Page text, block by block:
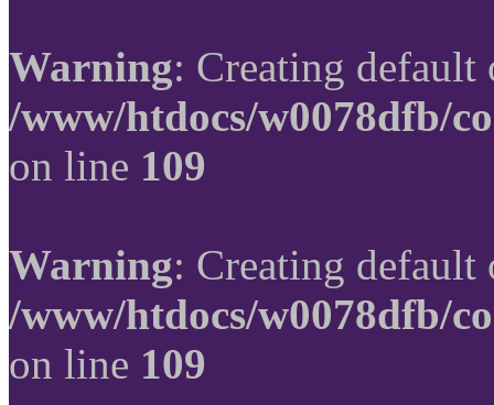
Warning: Creating
/www/htdocs/w0078dfb/
on line 109
Warning: Creating
/www/htdocs/w0078dfb/
on line 109